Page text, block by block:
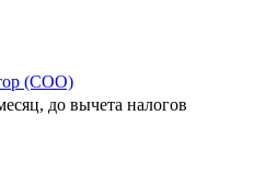
(COO)
до вычета налогов